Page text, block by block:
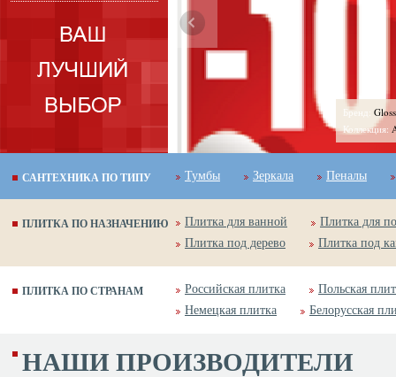
Gloss Azul
САНТЕХНИКА ПО ТИПУ Тумбы Зеркала Пеналы
ПЛИТКА ПО НАЗНАЧЕНИЮ Плитка для ванной
Плитка для
Плитка под дерево
Плитка под
ПЛИТКА ПО СТРАНАМ Российская плитка
Польская
Немецкая плитка
Белорусская
НАШИ ПРОИЗВОДИТЕЛИ